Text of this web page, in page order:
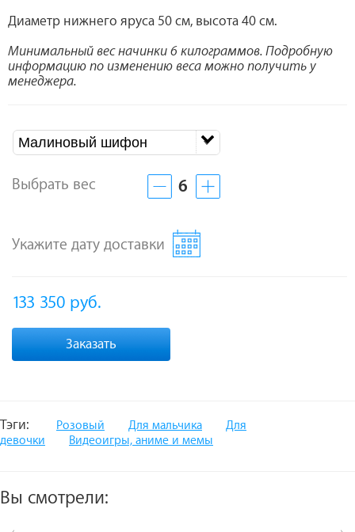
Диаметр нижнего яруса 50 см, высота 40 см.
Минимальный вес начинки 6 килограммов. Подробную
информацию по изменению веса можно получить у
менеджера.
Малиновый шифон
Выбрать вес 6
Укажите дату доставки
133 350 руб.
Заказать
Тэги: Розовый Для мальчика
Для
девочки
Видеоигры, аниме и мемы
Вы смотрели: